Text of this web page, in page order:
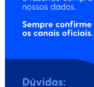
Dra. Bianca da
Adorei! O
Conteúdo de
Eduardo
Muito bom